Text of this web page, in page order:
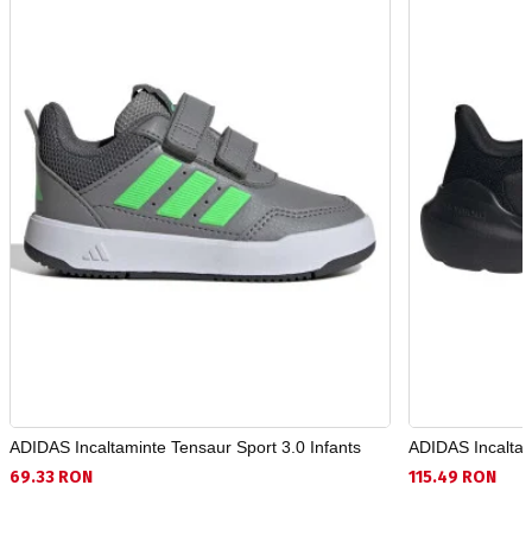
ADIDAS Incaltaminte Tensaur Sport 3.0 Infants
69.33 RON
ADIDAS
115.49 RON